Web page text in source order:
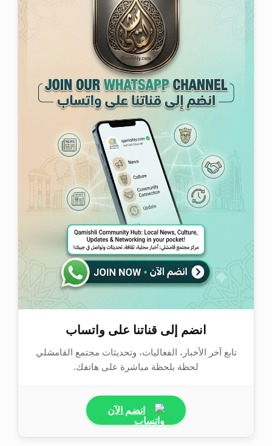
انضم إلى قناتنا على واتساب
تابع آخر الأخبار، الفعاليات، وتحديثات مجتمع القامشلي
لحظة بلحظة مباشرة على هاتفك.
انضم الآن